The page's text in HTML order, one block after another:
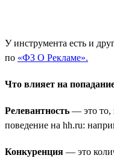
У инструмента есть и
по «ФЗ О Рекламе».
Что влияет на
Релевантность — это то,
поведение на hh.ru:
Конкуренция — это